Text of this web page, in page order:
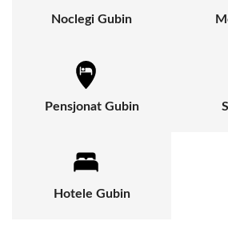
Noclegi Gubin
Pensjonat Gubin
Hotele Gubin